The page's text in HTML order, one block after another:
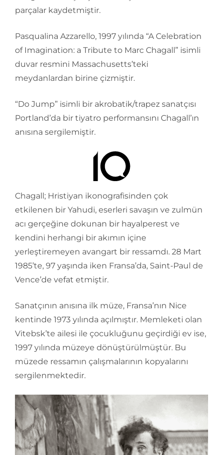
parçalar kaydetmiştir.
Pasqualina Azzarello, 1997 yılında “A Celebration
of Imagination: a Tribute to Marc Chagall” isimli
duvar resmini Massachusetts’teki
meydanlardan birine çizmiştir.
“Do Jump” isimli bir akrobatik/trapez sanatçısı
Portland’da bir tiyatro performansını Chagall’ın
anısına sergilemiştir.
Chagall; Hristiyan ikonografisinden çok
etkilenen bir Yahudi, eserleri savaşın ve zulmün
acı gerçeğine dokunan bir hayalperest ve
kendini herhangi bir akımın içine
yerleştiremeyen avangart bir ressamdı. 28 Mart
1985’te, 97 yaşında iken Fransa’da, Saint-Paul de
Vence’de vefat etmiştir.
Sanatçının anısına ilk müze, Fransa’nın Nice
kentinde 1973 yılında açılmıştır. Memleketi olan
Vitebsk’te ailesi ile çocukluğunu geçirdiği ev ise,
1997 yılında müzeye dönüştürülmüştür. Bu
müzede ressamın çalışmalarının kopyalarını
sergilenmektedir.